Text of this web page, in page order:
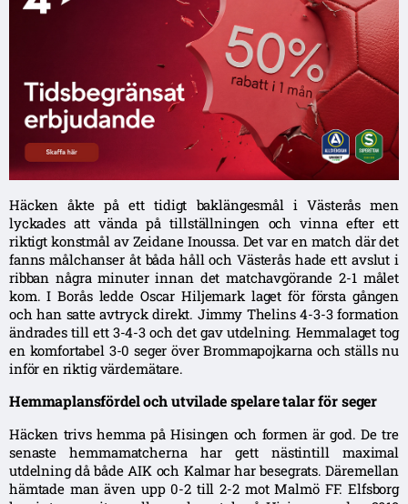
Häcken åkte på ett tidigt baklängesmål i Västerås men
lyckades att vända på tillställningen och vinna efter ett
riktigt konstmål av Zeidane Inoussa. Det var en match där det
fanns målchanser åt båda håll och Västerås hade ett avslut i
ribban några minuter innan det matchavgörande 2-1 målet
kom. I Borås ledde Oscar Hiljemark laget för första gången
och han satte avtryck direkt. Jimmy Thelins 4-3-3 formation
ändrades till ett 3-4-3 och det gav utdelning. Hemmalaget tog
en komfortabel 3-0 seger över Brommapojkarna och ställs nu
inför en riktig värdemätare.
Hemmaplansfördel och utvilade spelare talar för seger
Häcken trivs hemma på Hisingen och formen är god. De tre
senaste hemmamatcherna har gett nästintill maximal
utdelning då både AIK och Kalmar har besegrats. Däremellan
hämtade man även upp 0-2 till 2-2 mot Malmö FF. Elfsborg